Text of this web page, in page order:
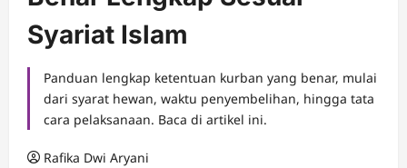
Syariat Islam
Panduan lengkap ketentuan kurban yang benar, mulai
dari syarat hewan, waktu penyembelihan, hingga tata
cara pelaksanaan. Baca di artikel ini.
Rafika Dwi Aryani